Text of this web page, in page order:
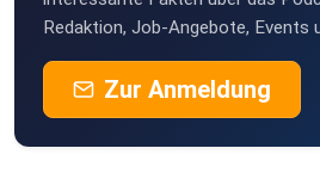
Redaktion, Job-Angebote, Events
Zur Anmeldung